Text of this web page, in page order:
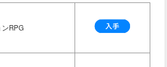
RPG